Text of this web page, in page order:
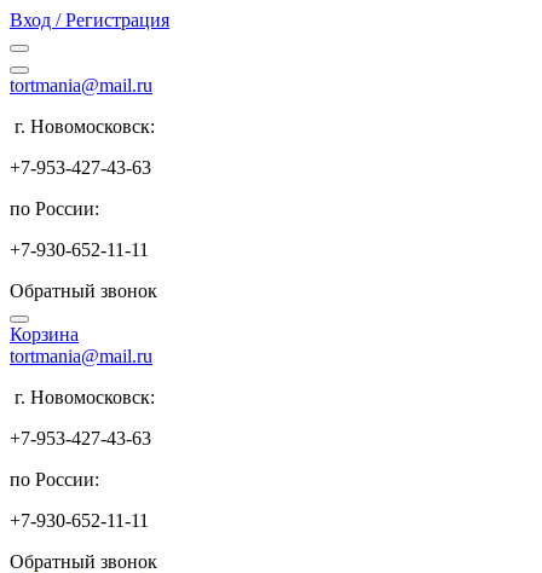
Вход / Регистрация
tortmania@mail.ru
г. Новомосковск:
+7-953-427-43-63
по России:
+7-930-652-11-11
Обратный звонок
Корзина
tortmania@mail.ru
г. Новомосковск:
+7-953-427-43-63
по России:
+7-930-652-11-11
Обратный звонок